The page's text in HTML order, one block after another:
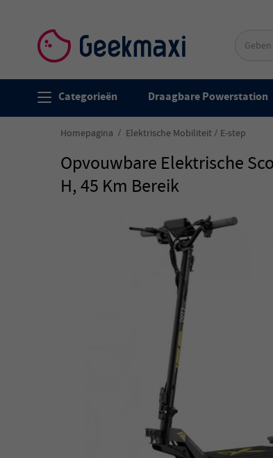
Categorieën Draagbare Powerstation
Homepagina Elektrische Mobiliteit E-step
Opvouwbare Elektrische
H, 45 Km Bereik